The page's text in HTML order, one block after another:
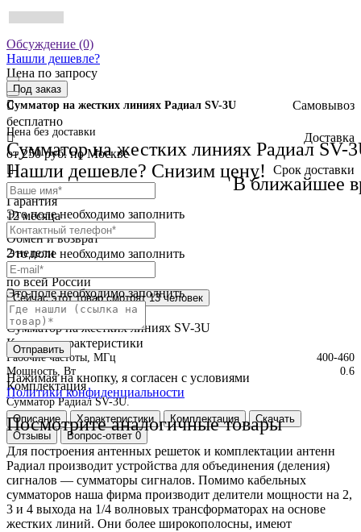
Обсуждение (0)
Сумматор на жестких линиях Радиал SV-3U
Цена без доставки
Сумматор на жестких линиях Радиал SV-
Нашли дешевле? Снизим цену!
Это поле необходимо заполнить
Это поле необходимо заполнить
Это поле необходимо заполнить
Отправить
Нажимая на кнопку, я согласен с условиями
Политики конфиденциальности
Посмотрите аналогичные товары
Нашли дешевле?
В ближайшее
Цена по запросу
Под заказ
Самовывоз
бесплатно
Доставка
от 250 руб. по Москве
Cрок доставки
сегодня или позднее
Гарантия
12 месяца
Обмен и возврат
2 недели
Доставка
по всей России
Сейчас этот товарсмотрят 13 человек
Краткое описание
Сумматор на жестких линиях SV-3U
Краткие характеристики
Рабочие частоты, МГц
400-460
Мощность, Вт
0.6
Комплектация
Сумматор Радиал SV-3U.
Описание
Характеристики Комплектация
Скачать
Отзывы
Вопрос-ответ 0
Для построения антенных решеток и комплектации антенн
Радиал производит устройства для объединения (деления)
сигналов — сумматоры сигналов. Помимо кабельных
сумматоров наша фирма производит делители мощности на 2,
3 и 4 выхода на 1/4 волновых трансформаторах на основе
жестких линий. Они более широкополосны, имеют